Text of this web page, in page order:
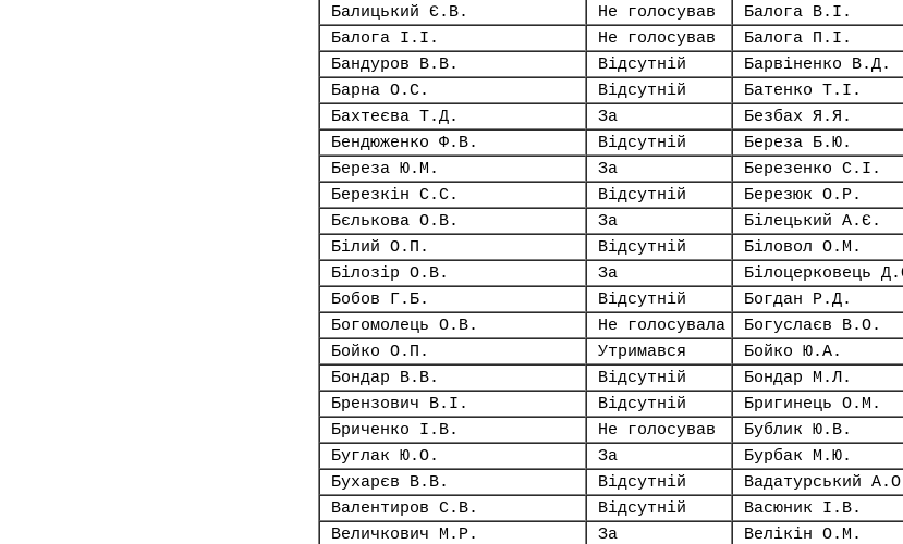
Балицький Є.В.
Не голосував Балога В.І.
Балога І.І.
Не голосував Балога П.І.
Бандуров В.В.
Відсутній Барвіненко В.Д.
Барна О.С.
Відсутній Батенко Т.І.
Бахтеєва Т.Д.
За Безбах Я.Я.
Бендюженко Ф.В.
Відсутній Береза Б.Ю.
Береза Ю.М.
За Березенко С.І.
Березкін С.С.
Відсутній Березюк О.Р.
Бєлькова О.В.
За Білецький А.Є.
Білий О.П.
Відсутній Біловол О.М.
Білозір О.В.
За Білоцерковець
Бобов Г.Б.
Відсутній Богдан Р.Д.
Богомолець О.В.
Не голосувала Богуслаєв В.О.
Бойко О.П.
Утримався Бойко Ю.А.
Бондар В.В.
Відсутній Бондар М.Л.
Брензович В.І.
Відсутній Бригинець О.М.
Бриченко І.В.
Не голосував Бублик Ю.В.
Буглак Ю.О.
За Бурбак М.Ю.
Бухарєв В.В.
Відсутній Вадатурський
Валентиров С.В.
Відсутній Васюник І.В.
Величкович М.Р.
За Велікін О.М.